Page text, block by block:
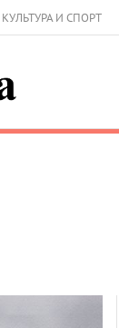
КУЛЬТУРА И СПОРТ